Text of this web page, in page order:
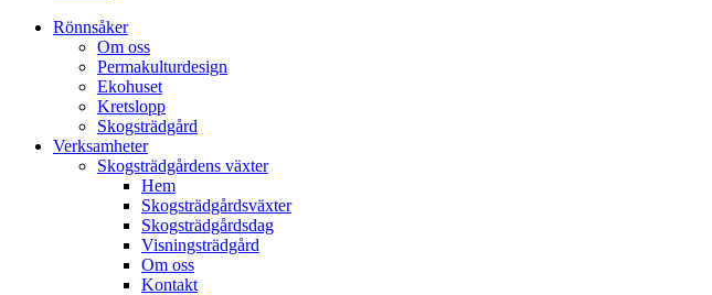
Rönnsåker
Om oss
Permakulturdesign
Ekohuset
Kretslopp
Skogsträdgård
Verksamheter
Skogsträdgårdens växter
Hem
Skogsträdgårdsväxter
Skogsträdgårdsdag
Visningsträdgård
Om oss
Kontakt